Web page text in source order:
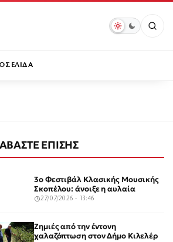
ΕΠΙΣΗΣ
3ο Φεστιβάλ Κλασικής Μουσικής
Σκοπέλου: άνοιξε η αυλαία
27/07/2026 - 13:46
Ζημιές από την έντονη
χαλαζόπτωση στον Δήμο Κιλελέρ